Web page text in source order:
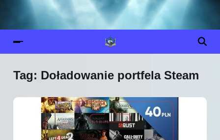
Tag: Doładowanie portfela Steam